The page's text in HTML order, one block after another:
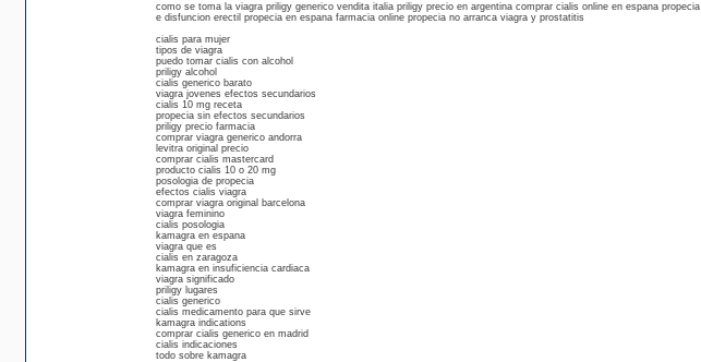
como se toma la viagra priligy generico vendita italia priligy precio en argentina comprar cialis online en espana propecia
e disfuncion erectil propecia en espana farmacia online propecia no arranca viagra y prostatitis
cialis para mujer
tipos de viagra
puedo tomar cialis con alcohol
priligy alcohol
cialis generico barato
viagra jovenes efectos secundarios
cialis 10 mg receta
propecia sin efectos secundarios
priligy precio farmacia
comprar viagra generico andorra
levitra original precio
comprar cialis mastercard
producto cialis 10 o 20 mg
posologia de propecia
efectos cialis viagra
comprar viagra original barcelona
viagra feminino
cialis posologia
kamagra en espana
viagra que es
cialis en zaragoza
kamagra en insuficiencia cardiaca
viagra significado
priligy lugares
cialis generico
cialis medicamento para que sirve
kamagra indications
comprar cialis generico en madrid
cialis indicaciones
todo sobre kamagra